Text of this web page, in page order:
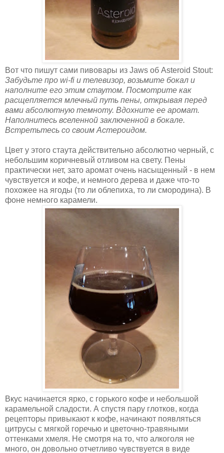
Вот что пишут сами пивовары из Jaws об Asteroid Stout:
Забудьте про wi-fi и телевизор, возьмите бокал и
наполните его этим стаутом. Посмотрите как
расщепляется млечный путь пены, открывая перед
вами абсолютную темноту. Вдохните ее аромат.
Наполнитесь вселенной заключенной в бокале.
Встретьтесь со своим Астероидом.
Цвет у этого стаута действительно абсолютно черный, с
небольшим коричневый отливом на свету. Пены
практически нет, зато аромат очень насыщенный - в нем
чувствуется и кофе, и немного дерева и даже что-то
похожее на ягоды (то ли облепиха, то ли смородина). В
фоне немного карамели.
Вкус начинается ярко, с горького кофе и небольшой
карамельной сладости. А спустя пару глотков, когда
рецепторы привыкают к кофе, начинают появляться
цитрусы с мягкой горечью и цветочно-травяными
оттенками хмеля. Не смотря на то, что алкоголя не
много, он довольно отчетливо чувствуется в виде